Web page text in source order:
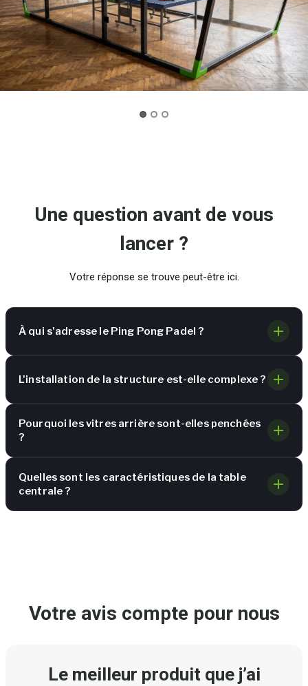
Une question avant de vous
lancer ?
Votre réponse se trouve peut-être ici.
À qui s'adresse le Ping Pong Padel ?
L'installation de la structure est-elle complexe ?
Pourquoi les vitres arrière sont-elles penchées
?
Quelles sont les caractéristiques de la table
centrale ?
Votre avis compte pour nous
Le meilleur produit que j’ai